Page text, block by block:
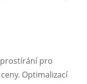
pro
Optimalizací